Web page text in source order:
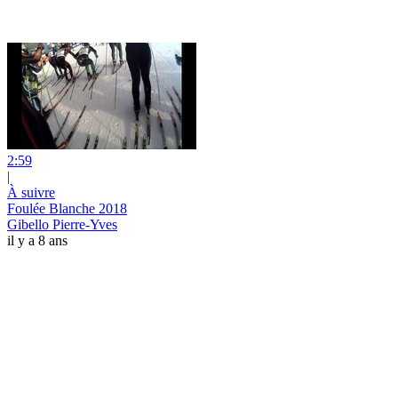
2:59
|
À suivre
Foulée Blanche 2018
Gibello Pierre-Yves
il y a 8 ans